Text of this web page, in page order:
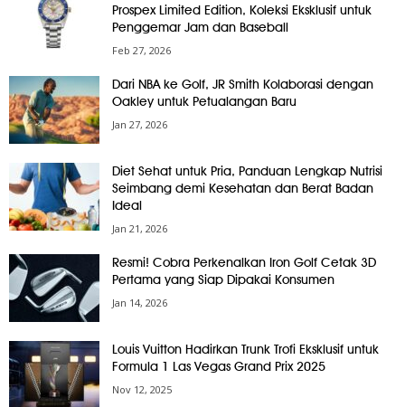
Prospex Limited Edition, Koleksi Eksklusif untuk
Penggemar Jam dan Baseball
Feb 27, 2026
Dari NBA ke Golf, JR Smith Kolaborasi dengan
Oakley untuk Petualangan Baru
Jan 27, 2026
Diet Sehat untuk Pria, Panduan Lengkap Nutrisi
Seimbang demi Kesehatan dan Berat Badan
Ideal
Jan 21, 2026
Resmi! Cobra Perkenalkan Iron Golf Cetak 3D
Pertama yang Siap Dipakai Konsumen
Jan 14, 2026
Louis Vuitton Hadirkan Trunk Trofi Eksklusif untuk
Formula 1 Las Vegas Grand Prix 2025
Nov 12, 2025